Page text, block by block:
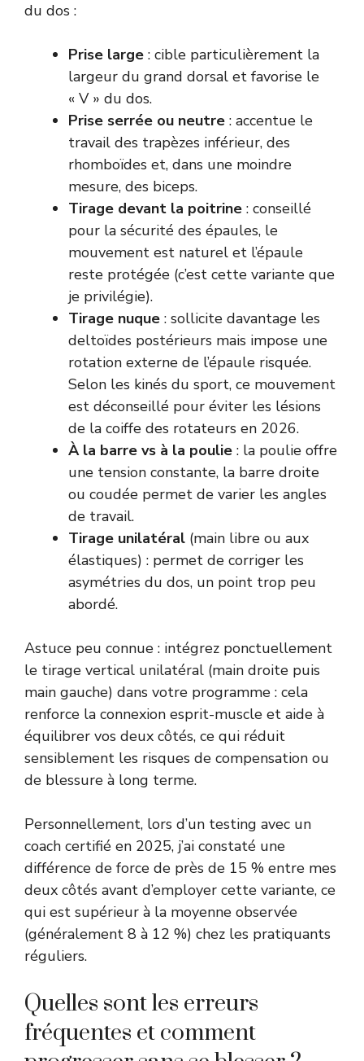
du dos :
Prise large : cible particulièrement la
largeur du grand dorsal et favorise le
« V » du dos.
Prise serrée ou neutre : accentue le
travail des trapèzes inférieur, des
rhomboïdes et, dans une moindre
mesure, des biceps.
Tirage devant la poitrine : conseillé
pour la sécurité des épaules, le
mouvement est naturel et l’épaule
reste protégée (c’est cette variante que
je privilégie).
Tirage nuque : sollicite davantage les
deltoïdes postérieurs mais impose une
rotation externe de l’épaule risquée.
Selon les kinés du sport, ce mouvement
est déconseillé pour éviter les lésions
de la coiffe des rotateurs en 2026.
À la barre vs à la poulie : la poulie offre
une tension constante, la barre droite
ou coudée permet de varier les angles
de travail.
Tirage unilatéral (main libre ou aux
élastiques) : permet de corriger les
asymétries du dos, un point trop peu
abordé.
Astuce peu connue : intégrez ponctuellement
le tirage vertical unilatéral (main droite puis
main gauche) dans votre programme : cela
renforce la connexion esprit-muscle et aide à
équilibrer vos deux côtés, ce qui réduit
sensiblement les risques de compensation ou
de blessure à long terme.
Personnellement, lors d’un testing avec un
coach certifié en 2025, j’ai constaté une
différence de force de près de 15 % entre mes
deux côtés avant d’employer cette variante, ce
qui est supérieur à la moyenne observée
(généralement 8 à 12 %) chez les pratiquants
réguliers.
Quelles sont les erreurs
fréquentes et comment